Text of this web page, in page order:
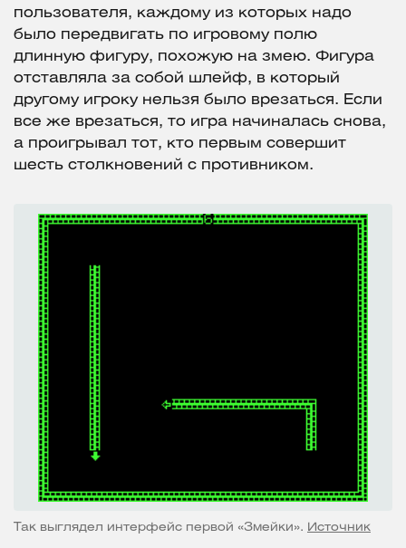
пользователя, каждому из которых надо
было передвигать по игровому полю
длинную фигуру, похожую на змею. Фигура
отставляла за собой шлейф, в который
другому игроку нельзя было врезаться. Если
все же врезаться, то игра начиналась снова,
а проигрывал тот, кто первым совершит
шесть столкновений с противником.
Так выглядел интерфейс первой «Змейки». Источник